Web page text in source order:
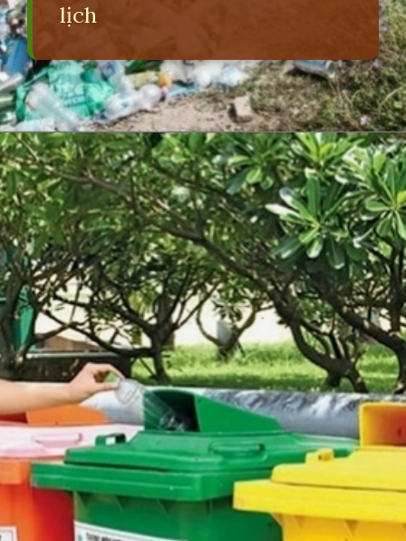
lịch
Đang mở https://erci.edu.vn/tac-hai-cua-o-nhiem-moi-truong-la-gi